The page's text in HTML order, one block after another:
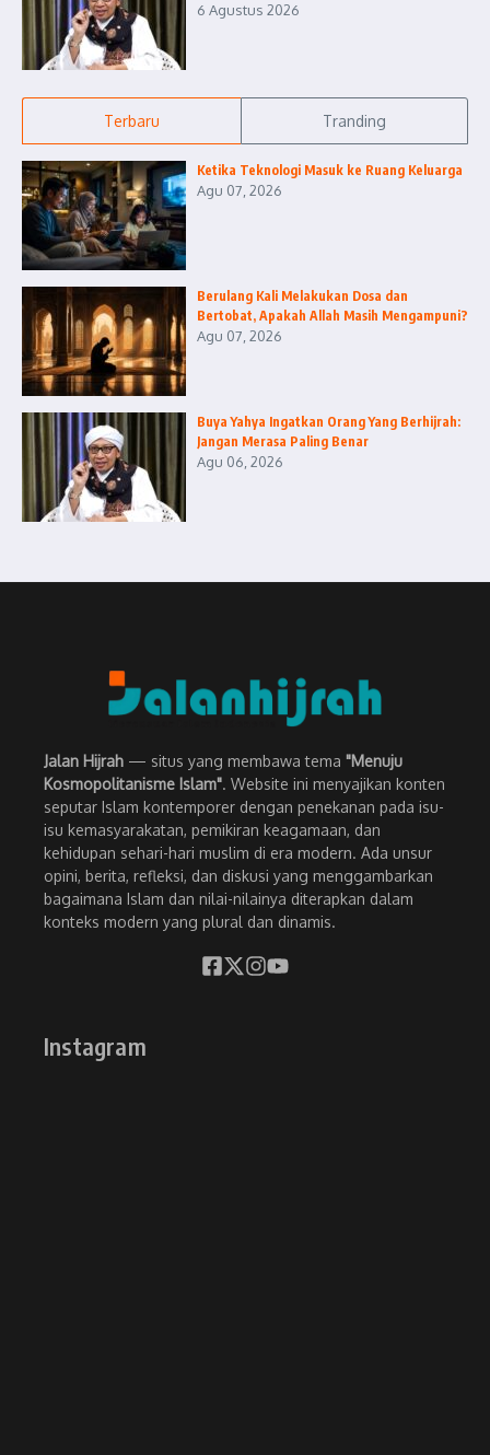
6 Agustus 2026
Terbaru Tranding
Ketika Teknologi Masuk ke Ruang Keluarga
Agu 07, 2026
Berulang Kali Melakukan Dosa dan
Bertobat, Apakah Allah Masih Mengampuni?
Agu 07, 2026
Buya Yahya Ingatkan Orang Yang Berhijrah:
Jangan Merasa Paling Benar
Agu 06, 2026
Jalan Hijrah — situs yang membawa tema "Menuju
Kosmopolitanisme Islam". Website ini menyajikan konten
seputar Islam kontemporer dengan penekanan pada isu-
isu kemasyarakatan, pemikiran keagamaan, dan
kehidupan sehari-hari muslim di era modern. Ada unsur
opini, berita, refleksi, dan diskusi yang menggambarkan
bagaimana Islam dan nilai-nilainya diterapkan dalam
konteks modern yang plural dan dinamis.
Instagram